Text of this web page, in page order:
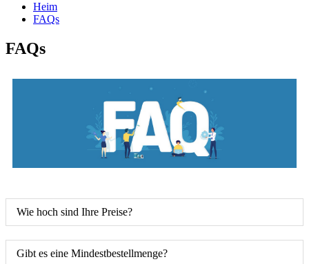
Heim
FAQs
FAQs
Wie hoch sind Ihre Preise?
Gibt es eine Mindestbestellmenge?